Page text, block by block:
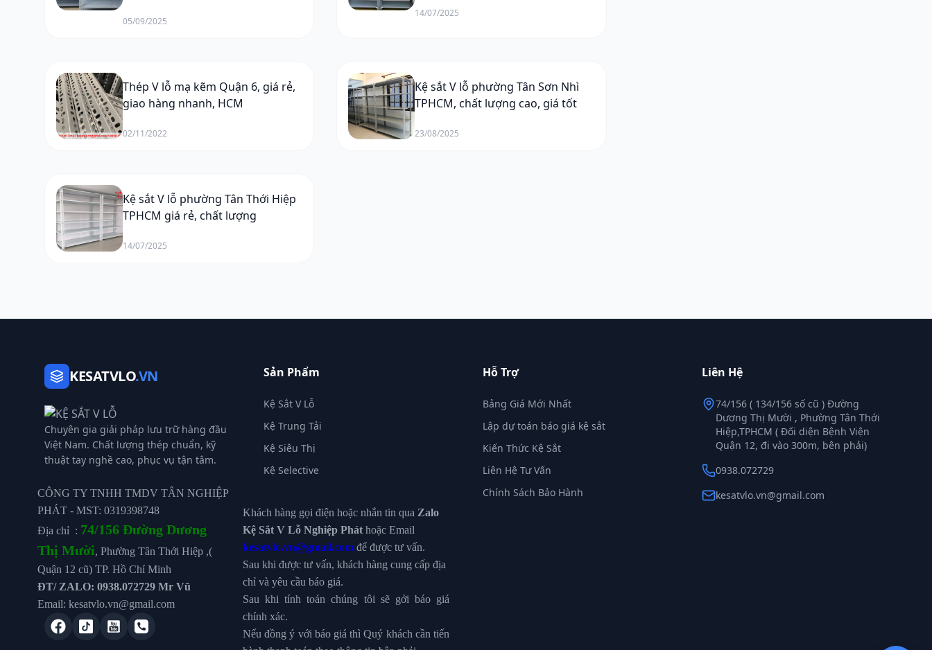
05/09/2025
14/07/2025
Thép V lỗ mạ kẽm Quận 6, giá rẻ,
giao hàng nhanh, HCM
02/11/2022
Kệ sắt V lỗ phường Tân Sơn Nhì
TPHCM, chất lượng cao, giá tốt
23/08/2025
Kệ sắt V lỗ phường Tân Thới Hiệp
TPHCM giá rẻ, chất lượng
14/07/2025
KESATVLO.VN
Chuyên gia giải pháp lưu trữ hàng đầu
Việt Nam. Chất lượng thép chuẩn, kỹ
thuật tay nghề cao, phục vụ tận tâm.
CÔNG TY TNHH TMDV TÂN NGHIỆP
PHÁT - MST: 0319398748
Địa chỉ : 74/156 Đường Dương
Thị Mười, Phường Tân Thới Hiệp ,(
Quận 12 cũ) TP. Hồ Chí Minh
ĐT/ ZALO: 0938.072729 Mr Vũ
Email: kesatvlo.vn@gmail.com
Sản Phẩm
Kệ Sắt V Lỗ
Kệ Trung Tải
Kệ Siêu Thị
Kệ Selective
Khách hàng gọi điện hoặc nhắn tin qua Zalo
Kệ Sắt V Lỗ Nghiệp Phát hoặc Email
kesatvlo.vn@gmail.com để được tư vấn.
Sau khi được tư vấn, khách hàng cung cấp địa
chỉ và yêu cầu báo giá.
Sau khi tính toán chúng tôi sẽ gởi báo giá
chính xác.
Nếu đồng ý với báo giá thì Quý khách cần tiến
Hỗ Trợ
Bảng Giá Mới Nhất
Lập dự toán báo giá kệ sắt
Kiến Thức Kệ Sắt
Liên Hệ Tư Vấn
Chính Sách Bảo Hành
Liên Hệ
74/156 ( 134/156 số cũ ) Đường
Dương Thị Mười , Phường Tân Thới
Hiệp,TPHCM ( Đối diện Bệnh Viện
Quận 12, đi vào 300m, bên phải)
0938.072729
kesatvlo.vn@gmail.com